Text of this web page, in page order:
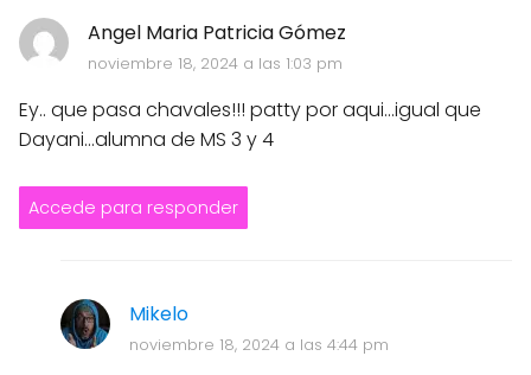
Angel Maria Patricia Gómez
noviembre 18, 2024 a las 1:03 pm
Ey.. que pasa chavales!!! patty por aqui...igual que
Dayani...alumna de MS 3 y 4
Accede para responder
Mikelo
noviembre 18, 2024 a las 4:44 pm